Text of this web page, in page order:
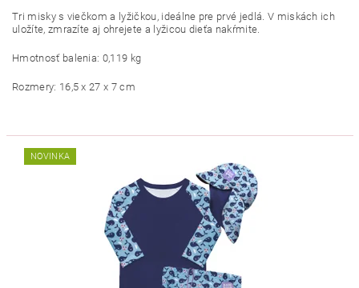
Tri misky s viečkom a lyžičkou, ideálne pre prvé jedlá. V miskách ich
uložíte, zmrazíte aj ohrejete a lyžicou dieťa nakŕmite.
Hmotnosť balenia: 0,119 kg
Rozmery: 16,5 x 27 x 7 cm
NOVINKA